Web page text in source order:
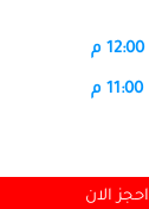
12:00 م
11:00 م
احجز الان